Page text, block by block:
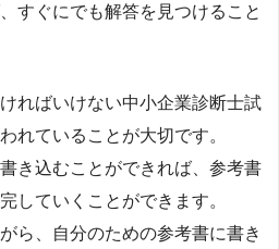
すぐにでも解答を見つけること
ればいけない中小企業診断士試
れていることが大切です。
き込むことができれば、参考書
していくことができます。
ら、自分のための参考書に書き